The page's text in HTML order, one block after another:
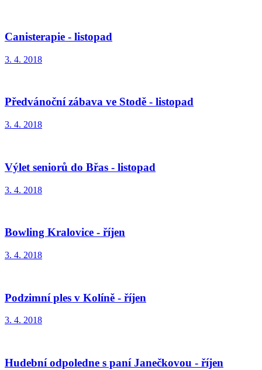
Canisterapie - listopad
3. 4. 2018
Předvánoční zábava ve Stodě - listopad
3. 4. 2018
Výlet seniorů do Břas - listopad
3. 4. 2018
Bowling Kralovice - říjen
3. 4. 2018
Podzimní ples v Kolíně - říjen
3. 4. 2018
Hudební odpoledne s paní Janečkovou - říjen